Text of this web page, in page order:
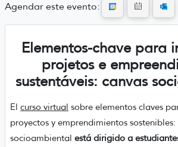
Agendar este evento:
Elementos-chave para
projetos e
sustentáveis: canvas
El curso virtual sobre elementos claves
proyectos y emprendimientos sostenibles:
socioambiental está dirigido a